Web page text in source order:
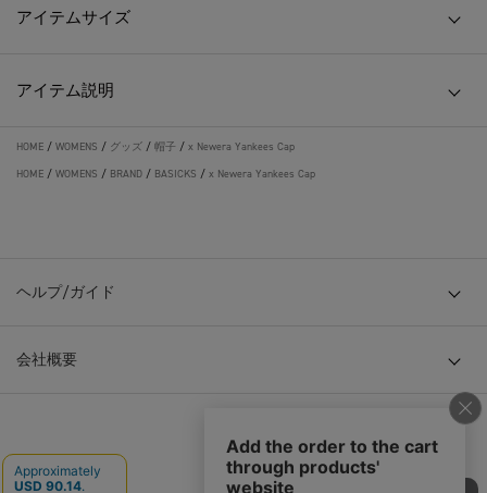
アイテムサイズ
アイテム説明
HOME / WOMENS / グッズ / 帽子 / x Newera Yankees Cap
HOME / WOMENS / BRAND / BASICKS / x Newera Yankees Cap
ヘルプ/ガイド
会社概要